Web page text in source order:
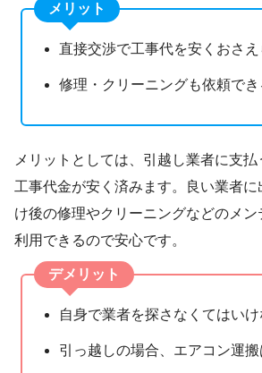
メリット
直接交渉で工事代を安くおさえ
修理・クリーニングも依頼でき
メリットとしては、引越し業者に支
工事代金が安く済みます。良い業者
け後の修理やクリーニングなどのメ
利用できるので安心です。
デメリット
自身で業者を探さなくてはいけ
引っ越しの場合、エアコン運